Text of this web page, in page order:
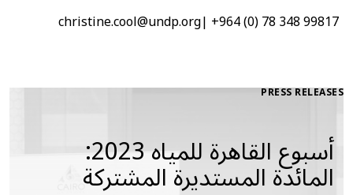
christine.cool@undp.org| +964 (0) 78 348 99817
PRESS RELEASES
أسبوع القاهرة للمياه 2023:
المائدة المستديرة المشتركة